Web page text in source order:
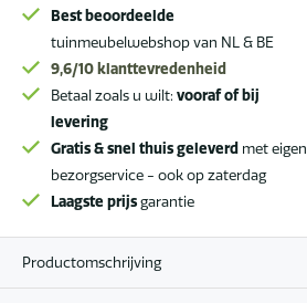
Best beoordeelde
tuinmeubelwebshop van NL & BE
9,6/10 klanttevredenheid
Betaal zoals u wilt: vooraf of bij
levering
Gratis & snel thuis geleverd met eigen
bezorgservice - ook op zaterdag
Laagste prijsgarantie
Productomschrijving